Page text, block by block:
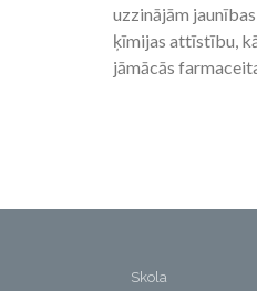
uzzinājām
ķīmijas attīstību,
jāmācās
Skola